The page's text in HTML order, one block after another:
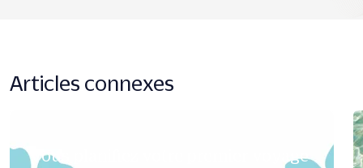
Articles connexes
Vous planifiez votre premier voyage